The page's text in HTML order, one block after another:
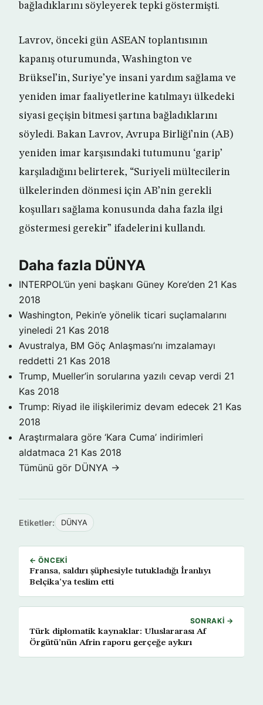
bağladıklarını söyleyerek tepki göstermişti.
Lavrov, önceki gün ASEAN toplantısının
kapanış oturumunda, Washington ve
Brüksel’in, Suriye’ye insani yardım sağlama ve
yeniden imar faaliyetlerine katılmayı ülkedeki
siyasi geçişin bitmesi şartına bağladıklarını
söyledi. Bakan Lavrov, Avrupa Birliği’nin (AB)
yeniden imar karşısındaki tutumunu ‘garip’
karşıladığını belirterek, “Suriyeli mültecilerin
ülkelerinden dönmesi için AB’nin gerekli
koşulları sağlama konusunda daha fazla ilgi
göstermesi gerekir” ifadelerini kullandı.
Daha fazla DÜNYA
INTERPOL’ün yeni başkanı Güney Kore’den 21 Kas
2018
Washington, Pekin’e yönelik ticari suçlamalarını
yineledi 21 Kas 2018
Avustralya, BM Göç Anlaşması’nı imzalamayı
reddetti 21 Kas 2018
Trump, Mueller’in sorularına yazılı cevap verdi 21
Kas 2018
Trump: Riyad ile ilişkilerimiz devam edecek 21 Kas
2018
Araştırmalara göre ‘Kara Cuma’ indirimleri
aldatmaca 21 Kas 2018
Tümünü gör DÜNYA →
Etiketler: DÜNYA
← ÖNCEKI
Fransa, saldırı şüphesiyle tutukladığı İranlıyı
Belçika’ya teslim etti
SONRAKI →
Türk diplomatik kaynaklar: Uluslararası Af
Örgütü’nün Afrin raporu gerçeğe aykırı